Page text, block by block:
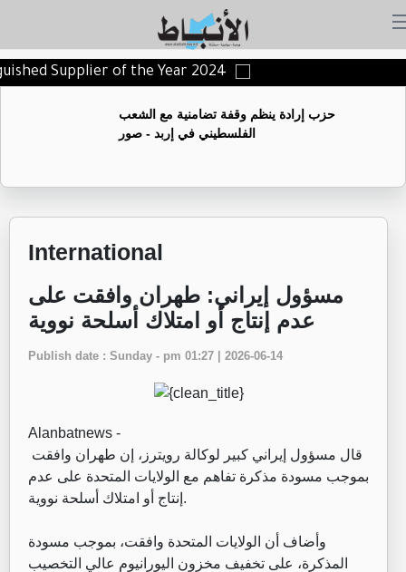
Supplier of the Year 2024
حزب إرادة ينظم وقفة تضامنية مع الشعب
الفلسطيني في إربد - صور
International
مسؤول إيراني: طهران وافقت على
عدم إنتاج أو امتلاك أسلحة نووية
Publish date : Sunday - pm 01:27 | 2026-06-14
Alanbatnews -
بموجب مسودة مذكرة تفاهم مع الولايات المتحدة على عدم
إنتاج أو امتلاك أسلحة نووية.
وأضاف أن الولايات المتحدة وافقت، بموجب مسودة
المذكرة، على تخفيف مخزون اليورانيوم عالي التخصيب